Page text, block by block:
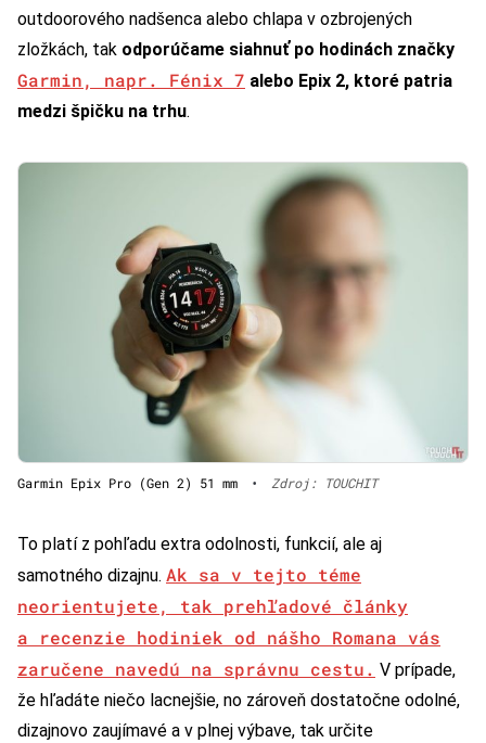
outdoorového nadšenca alebo chlapa v ozbrojených
zložkách, tak odporúčame siahnuť po hodinách značky
Garmin, napr. Fénix 7 alebo Epix 2, ktoré patria
medzi špičku na trhu.
Garmin Epix Pro (Gen 2) 51 mm • Zdroj: TOUCHIT
To platí z pohľadu extra odolnosti, funkcií, ale aj
samotného dizajnu. Ak sa v tejto téme
neorientujete, tak prehľadové články
a recenzie hodiniek od nášho Romana vás
zaručene navedú na správnu cestu. V prípade,
že hľadáte niečo lacnejšie, no zároveň dostatočne odolné,
dizajnovo zaujímavé a v plnej výbave, tak určite